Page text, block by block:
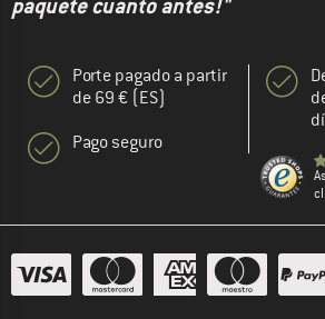
paquete cuanto antes!"
Porte pagado a partir
de 69 € (ES)
Pago seguro